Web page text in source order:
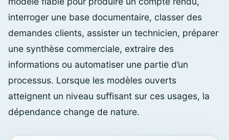
interroger une base documentaire, classer des
demandes clients, assister un technicien, préparer
une synthèse commerciale, extraire des
informations ou automatiser une partie d’un
processus. Lorsque les modèles ouverts
atteignent un niveau suffisant sur ces usages, la
dépendance change de nature.